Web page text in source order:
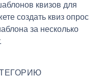
квизов для
создать квиз опрос
за несколько